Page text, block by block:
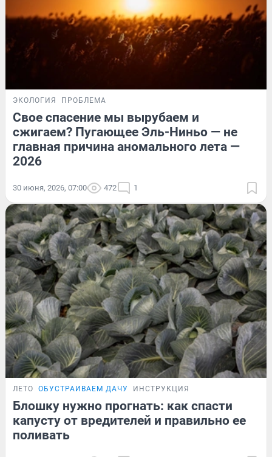
ЭКОЛОГИЯ ПРОБЛЕМА
Свое спасение мы вырубаем и
сжигаем? Пугающее Эль-Ниньо — не
главная причина аномального лета —
2026
30 июня, 2026, 07:00 472 1
ЛЕТО ОБУСТРАИВАЕМ ДАЧУ ИНСТРУКЦИЯ
Блошку нужно прогнать: как спасти
капусту от вредителей и правильно ее
поливать